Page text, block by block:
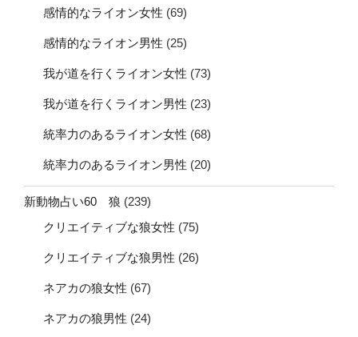
感情的なライオン女性 (69)
感情的なライオン男性 (25)
我が道を行くライオン女性 (73)
我が道を行くライオン男性 (23)
統率力のあるライオン女性 (68)
統率力のあるライオン男性 (20)
新動物占い60 狼 (239)
クリエイティブな狼女性 (75)
クリエイティブな狼男性 (26)
ネアカの狼女性 (67)
ネアカの狼男性 (24)